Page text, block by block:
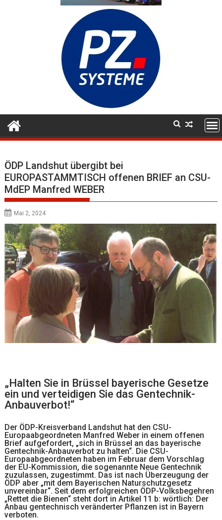
ÖDP Landshut übergibt bei
EUROPASTAMMTISCH offenen BRIEF an CSU-
MdEP Manfred WEBER
Mai 2, 2024
„Halten Sie in Brüssel bayerische Gesetze
ein und verteidigen Sie das Gentechnik-
Anbauverbot!“
Der ÖDP-Kreisverband Landshut hat den CSU-
Europaabgeordneten Manfred Weber in einem offenen
Brief aufgefordert, „sich in Brüssel an das bayerische
Gentechnik-Anbauverbot zu halten“. Die CSU-
Europaabgeordneten haben im Februar dem Vorschlag
der EU-Kommission, die sogenannte Neue Gentechnik
zuzulassen, zugestimmt. Das ist nach Überzeugung der
ÖDP aber „mit dem Bayerischen Naturschutzgesetz
unvereinbar“. Seit dem erfolgreichen ÖDP-Volksbegehren
„Rettet die Bienen“ steht dort in Artikel 11 b: wörtlich: Der
Anbau gentechnisch veränderter Pflanzen ist in Bayern
verboten.